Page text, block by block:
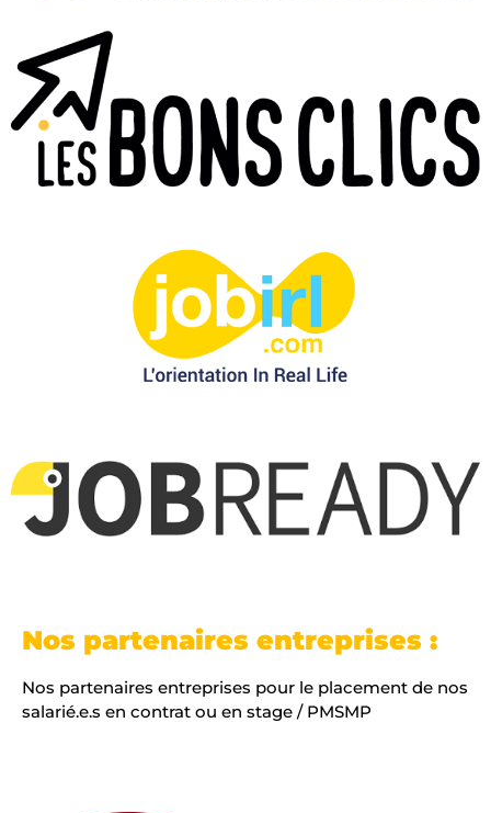
Nos partenaires entreprises :
Nos partenaires entreprises pour le placement de nos
salarié.e.s en contrat ou en stage / PMSMP